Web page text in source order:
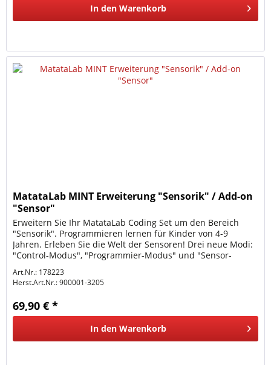
In den Warenkorb
MatataLab MINT Erweiterung "Sensorik" / Add-on
"Sensor"
Erweitern Sie Ihr MatataLab Coding Set um den Bereich
"Sensorik". Programmieren lernen für Kinder von 4-9
Jahren. Erleben Sie die Welt der Sensoren! Drei neue Modi:
"Control-Modus", "Programmier-Modus" und "Sensor-
Art.Nr.: 178223
Herst.Art.Nr.:900001-3205
69,90 € *
In den Warenkorb